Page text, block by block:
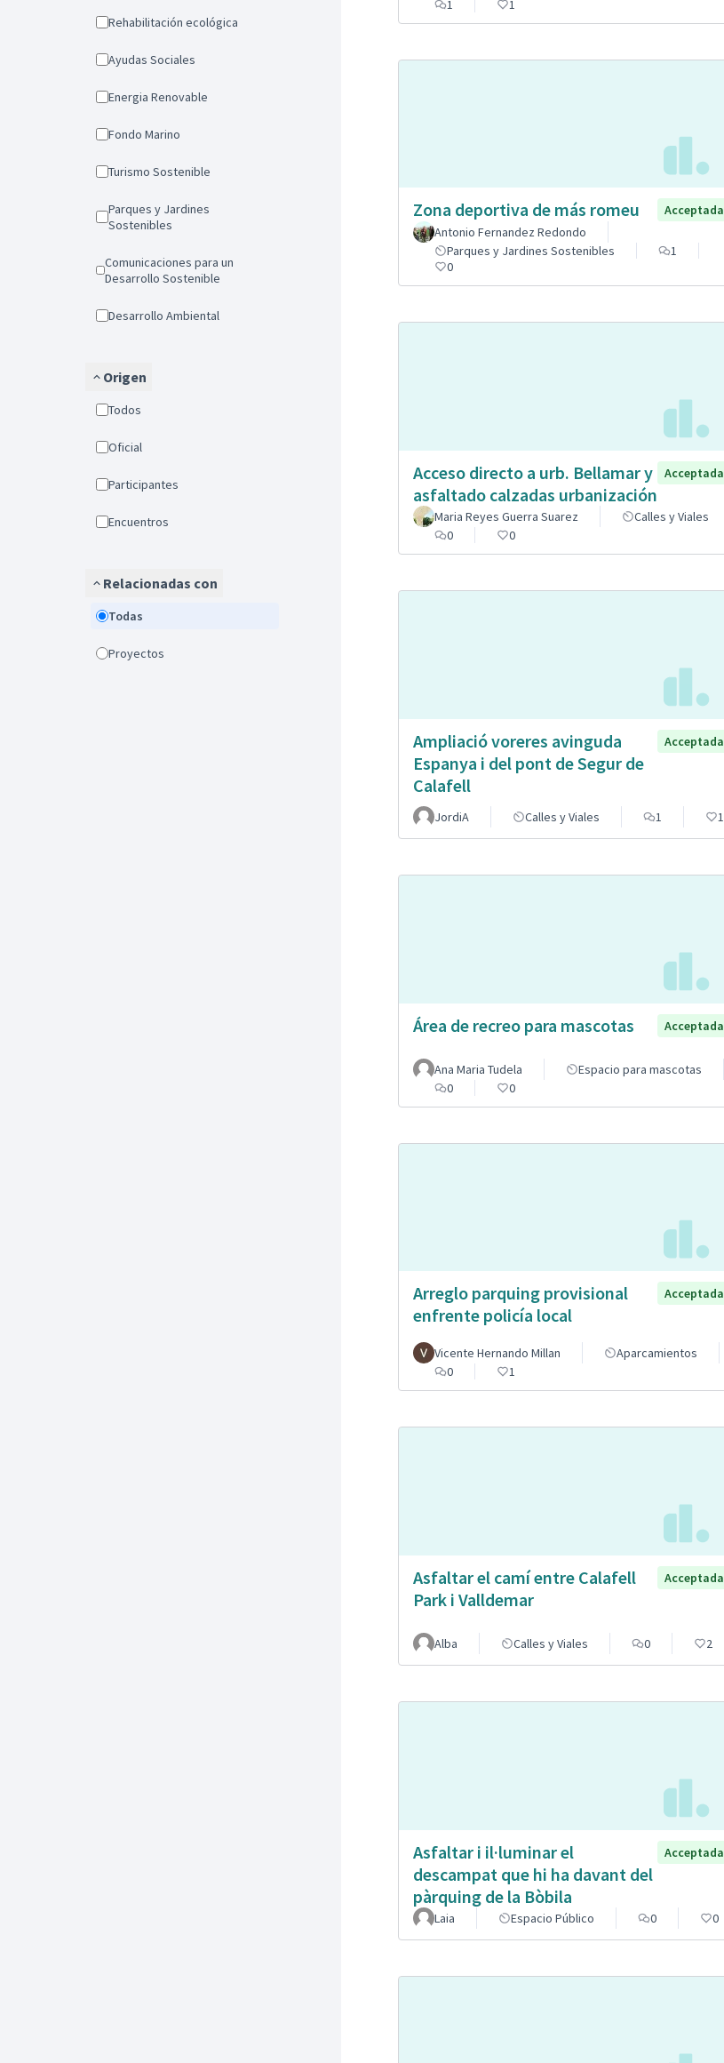
Rehabilitación ecológica
Ayudas Sociales
Energia Renovable
Fondo Marino
Turismo Sostenible
Parques y Jardines
Sostenibles
Comunicaciones para un
Desarrollo Sostenible
Desarrollo Ambiental
Origen
Todos
Oficial
Participantes
Encuentros
Relacionadas con
Todas
Proyectos
1
1
Zona deportiva de más romeu
Acceptada
Antonio Fernandez Redondo
Parques y Jardines Sostenibles
1
0
Acceso directo a urb. Bellamar y
asfaltado calzadas urbanización
Acceptada
Maria Reyes Guerra Suarez
Calles y Viales
0
0
Ampliació voreres avinguda
Espanya i del pont de Segur de
Calafell
Acceptada
JordiA Calles y Viales 1 1
Área de recreo para mascotas Acceptada
Ana Maria Tudela
Espacio para mascotas
0
0
Arreglo parquing provisional
enfrente policía local
Acceptada
Vicente Hernando Millan
Aparcamientos
0
1
Asfaltar el camí entre Calafell
Park i Valldemar
Acceptada
Alba Calles y Viales 0 2
Asfaltar i il·luminar el
descampat que hi ha davant del
pàrquing de la Bòbila
Acceptada
Laia Espacio Público 0 0